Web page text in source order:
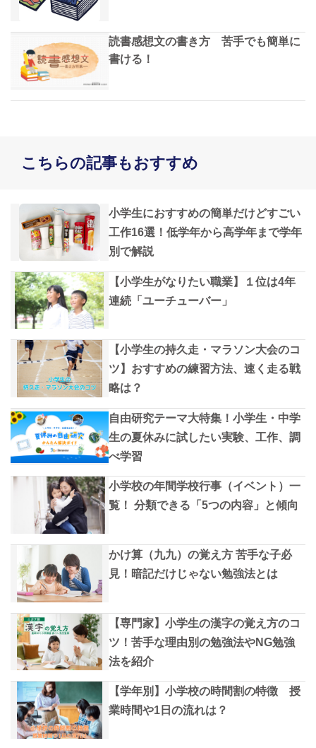
読書感想文の書き方 苦手でも簡単に
書ける！
こちらの記事もおすすめ
小学生におすすめの簡単だけどすごい
工作16選！低学年から高学年まで学年
別で解説
【小学生がなりたい職業】１位は4年
連続「ユーチューバー」
【小学生の持久走・マラソン大会のコ
ツ】おすすめの練習方法、速く走る戦
略は？
自由研究テーマ大特集！小学生・中学
生の夏休みに試したい実験、工作、調
べ学習
小学校の年間学校行事（イベント）一
覧！ 分類できる「5つの内容」と傾向
かけ算（九九）の覚え方 苦手な子必
見！暗記だけじゃない勉強法とは
【専門家】小学生の漢字の覚え方のコ
ツ！苦手な理由別の勉強法やNG勉強
法を紹介
【学年別】小学校の時間割の特徴 授
業時間や1日の流れは？